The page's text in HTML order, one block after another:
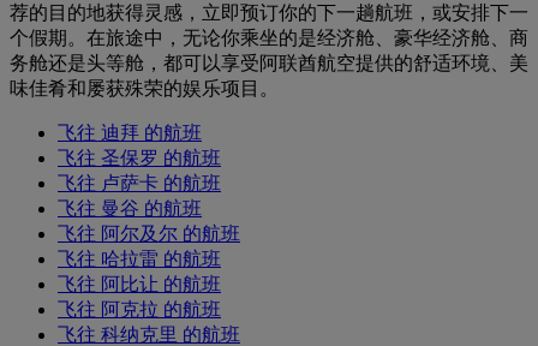
荐的目的地获得灵感，立即预订你的下一趟航班，或安排下一
个假期。在旅途中，无论你乘坐的是经济舱、豪华经济舱、商
务舱还是头等舱，都可以享受阿联酋航空提供的舒适环境、美
味佳肴和屡获殊荣的娱乐项目。
飞往 迪拜 的航班
飞往 圣保罗 的航班
飞往 卢萨卡 的航班
飞往 曼谷 的航班
飞往 阿尔及尔 的航班
飞往 哈拉雷 的航班
飞往 阿比让 的航班
飞往 阿克拉 的航班
飞往 科纳克里 的航班